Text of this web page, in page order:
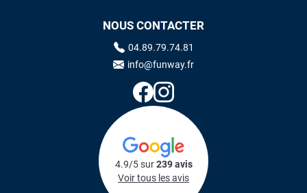
NOUS CONTACTER
04.89.79.74.81
info@funway.fr
4.9/5 sur239 avis
Voir tous les avis